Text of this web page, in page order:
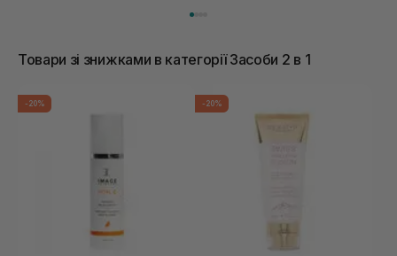
Товари зі знижками в категорії Засоби 2 в 1
-20% -20%